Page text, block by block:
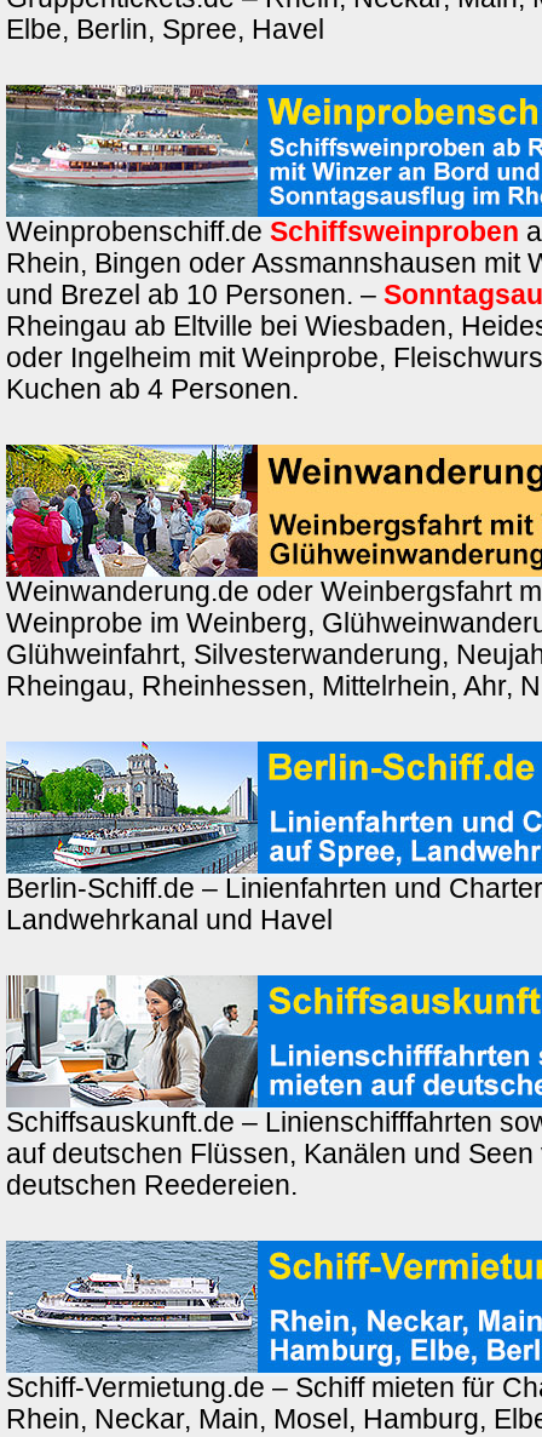
Elbe, Berlin, Spree, Havel
Weinprobenschiff.de Schiffsweinproben
Rhein, Bingen oder Assmannshausen mit
und Brezel ab 10 Personen. –
Rheingau ab Eltville bei Wiesbaden,
oder Ingelheim mit Weinprobe,
Kuchen ab 4 Personen.
Weinwanderung.de oder Weinbergsfahrt
Weinprobe im Weinberg,
Glühweinfahrt, Silvesterwanderung,
Rheingau, Rheinhessen, Mittelrhein, Ahr,
Berlin-Schiff.de – Linienfahrten und
Landwehrkanal und Havel
Schiffsauskunft.de – Linienschifffahrten
auf deutschen Flüssen, Kanälen und Seen
deutschen Reedereien.
Schiff-Vermietung.de – Schiff mieten für
Rhein, Neckar, Main, Mosel, Hamburg,